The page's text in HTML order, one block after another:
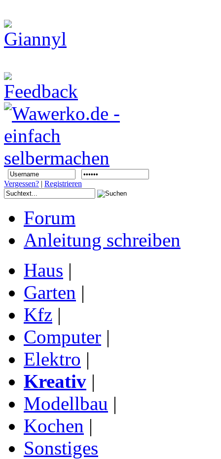
Vergessen? | Registrieren
Forum
Anleitung schreiben
Haus |
Garten |
Kfz |
Computer |
Elektro |
Kreativ |
Modellbau |
Kochen |
Sonstiges